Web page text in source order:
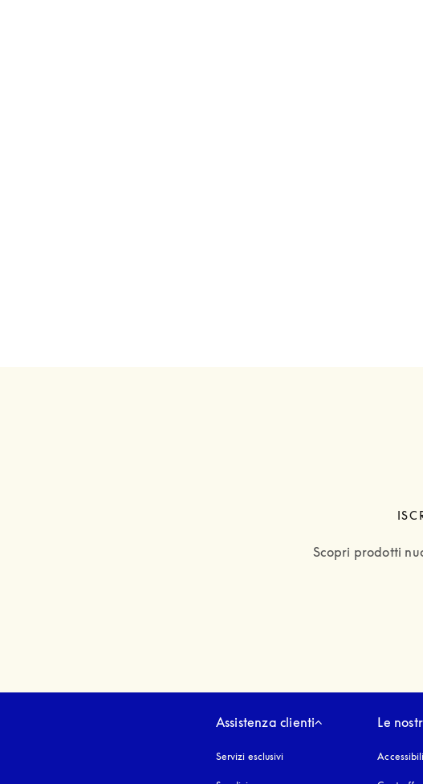
Scopri prodotti
Assistenza clienti
Servizi esclusivi
Le